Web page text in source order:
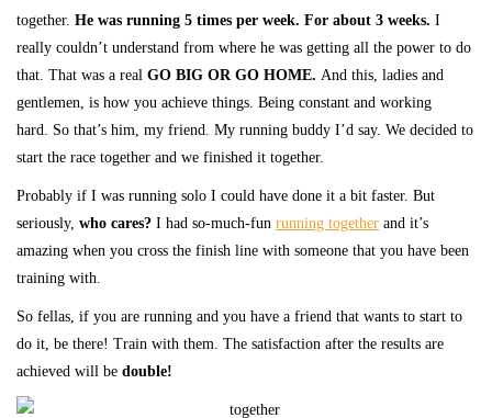
together. He was running 5 times per week. For about 3 weeks. I
really couldn’t understand from where he was getting all the power to do
that. That was a real GO BIG OR GO HOME. And this, ladies and
gentlemen, is how you achieve things. Being constant and working
hard. So that’s him, my friend. My running buddy I’d say. We decided to
start the race together and we finished it together.
Probably if I was running solo I could have done it a bit faster. But
seriously, who cares? I had so-much-fun running together and it’s
amazing when you cross the finish line with someone that you have been
training with.
So fellas, if you are running and you have a friend that wants to start to
do it, be there! Train with them. The satisfaction after the results are
achieved will be double!